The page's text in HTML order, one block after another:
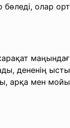
олар
арқа мен